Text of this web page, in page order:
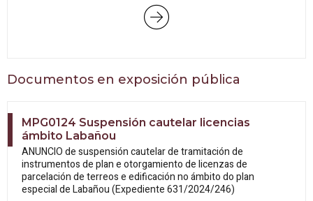
Documentos en exposición pública
MPG0124 Suspensión cautelar licencias
ámbito Labañou
ANUNCIO de suspensión cautelar de tramitación de
instrumentos de plan e otorgamiento de licenzas de
parcelación de terreos e edificación no ámbito do plan
especial de Labañou (Expediente 631/2024/246)